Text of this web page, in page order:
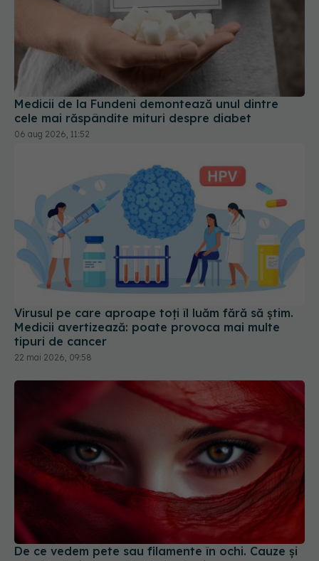
Medicii de la Fundeni demontează unul dintre
cele mai răspândite mituri despre diabet
06 aug 2026, 11:52
Virusul pe care aproape toți îl luăm fără să știm.
Medicii avertizează: poate provoca mai multe
tipuri de cancer
22 mai 2026, 09:58
De ce vedem pete sau filamente în ochi. Cauze și